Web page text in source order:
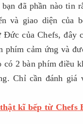
đã phần nào tin
và giao diện của
của Chefs, đây
cảm ứng và
có 2 bàn phím điều
Chỉ cần đánh giá
kĩ bếp từ Chefs